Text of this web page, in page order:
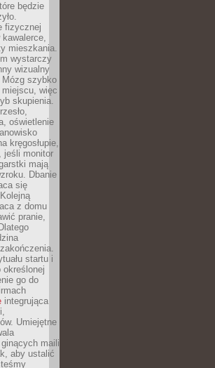
będzie
fizycznej
mieszkania.
wystarczy
wizualny
Mózg szybko
więc
skupienia.
oświetlenie
kręgosłupie,
jeśli monitor
mają
Dbanie
się
z domu
pranie,
startu i
określonej
go do
integrująca
Umiejętne
maili
aby ustalić